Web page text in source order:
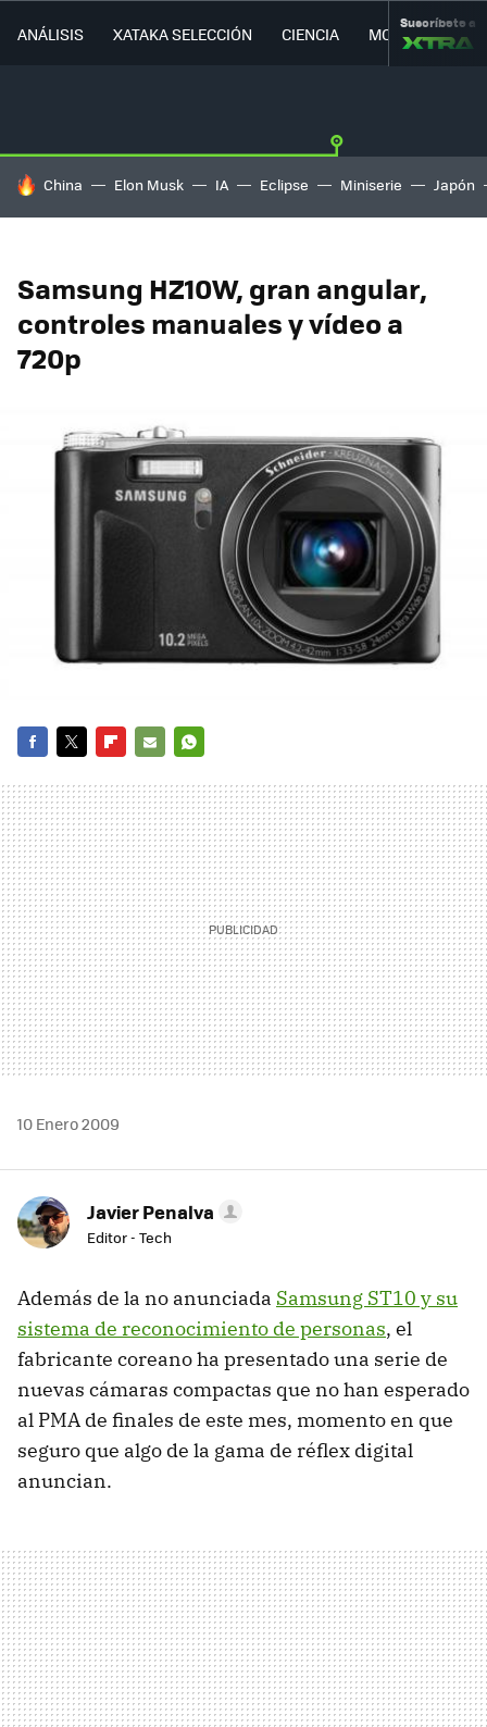
ANÁLISIS XATAKA SELECCIÓN CIENCIA MOVILIDAD
Suscríbete a
HOY SE HABLA DE
China Elon Musk IA Eclipse Miniserie Japón
Samsung HZ10W, gran angular,
controles manuales y vídeo a
720p
MAIL
10 Enero 2009
Javier Penalva
Editor - Tech
Además de la no anunciada Samsung ST10 y su
sistema de reconocimiento de personas, el
fabricante coreano ha presentado una serie de
nuevas cámaras compactas que no han esperado
al PMA de finales de este mes, momento en que
seguro que algo de la gama de réflex digital
anuncian.